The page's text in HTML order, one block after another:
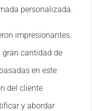
personalizada.
impresionantes.
gran cantidad de
en este
del cliente
y abordar